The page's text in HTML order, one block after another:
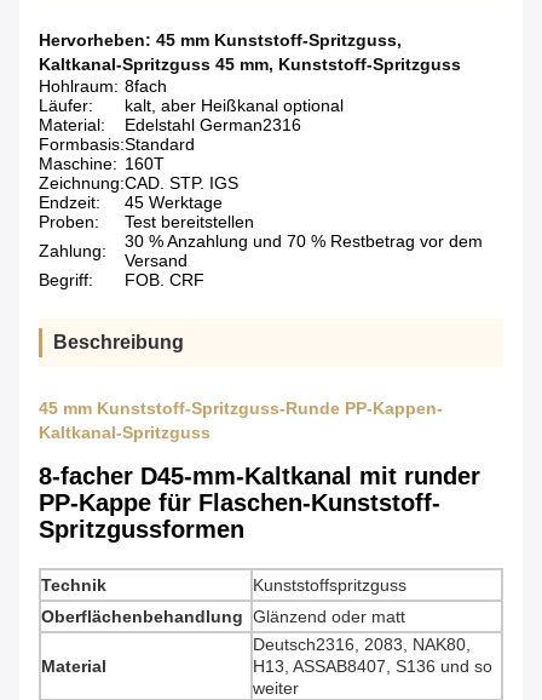
Hervorheben: 45 mm Kunststoff-Spritzguss,
Kaltkanal-Spritzguss 45 mm, Kunststoff-Spritzguss
Hohlraum: 8fach
Läufer:
kalt, aber Heißkanal optional
Material:
Edelstahl German2316
Formbasis:Standard
Maschine: 160T
Zeichnung:CAD. STP. IGS
Endzeit:
45 Werktage
Proben:
Test bereitstellen
Zahlung:
30 % Anzahlung und 70 % Restbetrag vor dem
Versand
Begriff:
FOB. CRF
Beschreibung
45 mm Kunststoff-Spritzguss-Runde PP-Kappen-
Kaltkanal-Spritzguss
8-facher D45-mm-Kaltkanal mit runder
PP-Kappe für Flaschen-Kunststoff-
Spritzgussformen
Technik
Kunststoffspritzguss
Oberflächenbehandlung Glänzend oder matt
Material
Deutsch2316, 2083, NAK80,
H13, ASSAB8407, S136 und so
weiter